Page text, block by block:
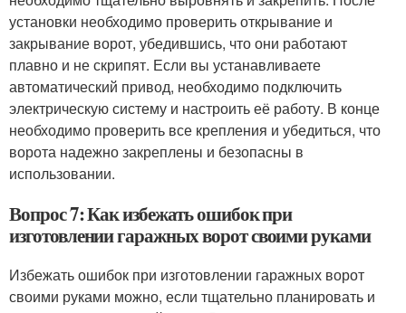
установки необходимо проверить открывание и
закрывание ворот, убедившись, что они работают
плавно и не скрипят. Если вы устанавливаете
автоматический привод, необходимо подключить
электрическую систему и настроить её работу. В конце
необходимо проверить все крепления и убедиться, что
ворота надежно закреплены и безопасны в
использовании.
Вопрос 7: Как избежать ошибок при
изготовлении гаражных ворот своими руками
Избежать ошибок при изготовлении гаражных ворот
своими руками можно, если тщательно планировать и